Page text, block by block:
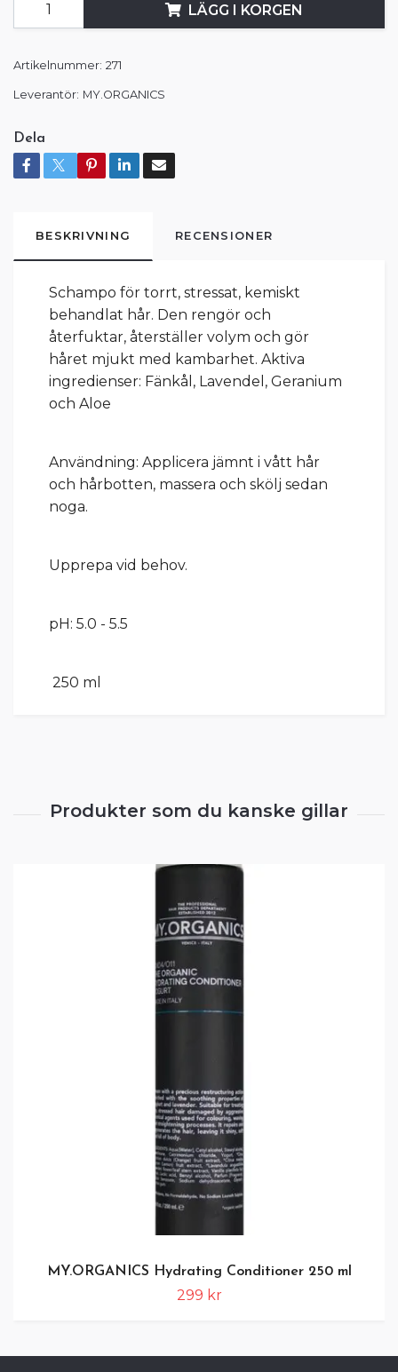
LÄGG I KORGEN
Artikelnummer: 271
Leverantör: MY.ORGANICS
Dela
BESKRIVNING RECENSIONER
Schampo för torrt, stressat, kemiskt
behandlat hår. Den rengör och
återfuktar, återställer volym och gör
håret mjukt med kambarhet. Aktiva
ingredienser: Fänkål, Lavendel, Geranium
och Aloe
Användning: Applicera jämnt i vått hår
och hårbotten, massera och skölj sedan
noga.
Upprepa vid behov.
pH: 5.0 - 5.5
250 ml
MY.ORGANICS Hydrating Conditioner 250 ml
299 kr